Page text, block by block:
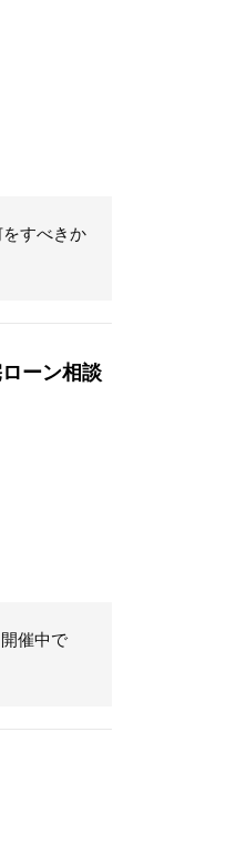
すべきか
ーン相談
催中で